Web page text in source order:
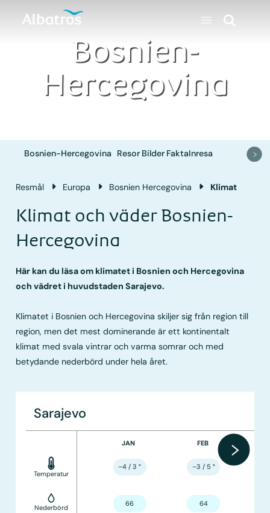
Bosnien-
Hercegovina
Bosnien-Hercegovina Resor Bilder FaktaInresa
Resmål Europa Bosnien Hercegovina Klimat
Klimat och väder Bosnien-
Hercegovina
Här kan du läsa om klimatet i Bosnien och Hercegovina
och vädret i huvudstaden Sarajevo.
Klimatet i Bosnien och Hercegovina skiljer sig från region till
region, men det mest dominerande är ett kontinentalt
klimat med svala vintrar och varma somrar och med
betydande nederbörd under hela året.
Sarajevo
Temperatur
Nederbörd
JAN
–4 / 3 °
66
FEB
–3 / 5 °
64